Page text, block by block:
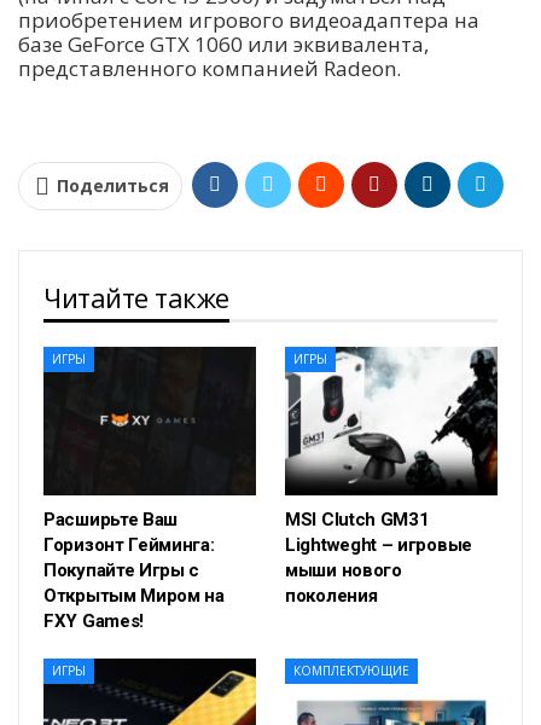
приобретением игрового видеоадаптера на
базе GeForce GTX 1060 или эквивалента,
представленного компанией Radeon.
Поделиться
Читайте также
ИГРЫ
Расширьте Ваш
Горизонт Гейминга:
Покупайте Игры с
Открытым Миром на
FXY Games!
ИГРЫ
MSI Clutch GM31
Lightweght – игровые
мыши нового
поколения
ИГРЫ КОМПЛЕКТУЮЩИЕ